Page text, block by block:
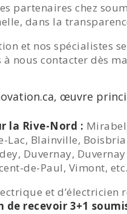
partenaires chez
dans la
et nos spécialistes
nous contacter dès
œuvre
la Rive-Nord :
Lac, Blainville,
Duvernay,
de-Paul, Vimont, etc.
et d’électricien
recevoir 3+1